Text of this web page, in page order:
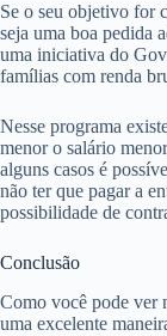
Se o seu objetivo for
seja uma boa pedida
uma iniciativa do
famílias com renda
Nesse programa
menor o salário
alguns casos é
não ter que pagar a
possibilidade de
Conclusão
Como você pode ver
uma excelente